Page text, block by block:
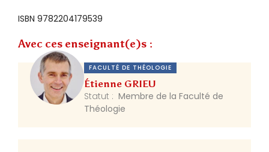
ISBN 9782204179539
Avec ces enseignant(e)s :
FACULTÉ DE THÉOLOGIE
Étienne GRIEU
Statut : Membre de la Faculté de
Théologie